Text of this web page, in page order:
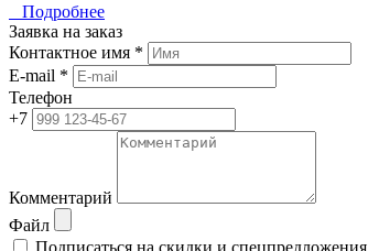
Подробнее
Заявка на заказ
Контактное имя *
E-mail *
Телефон
+7
Комментарий
Файл